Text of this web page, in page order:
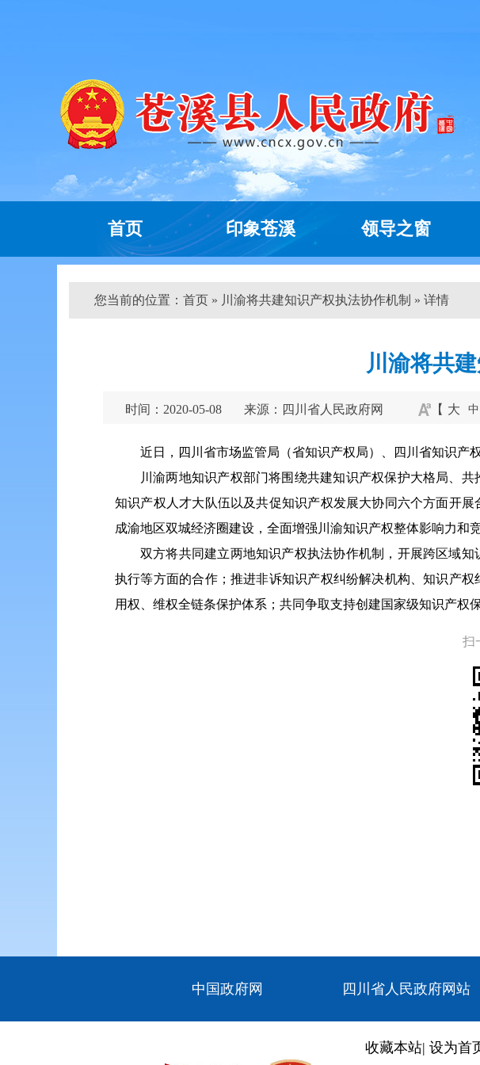
首页 印象苍溪 领导之窗
您当前的位置： 首页 » 川渝将共建知识产权执法协作机制 » 详情
川渝将共
时间：2020-05-08 来源：四川省人民政府网 【 大 中
近日，四川省市场监管局（省知识产权局）、四川省知识产
川渝两地知识产权部门将围绕共建知识产权保护大格局、
知识产权人才大队伍以及共促知识产权发展大协同六个方面开
成渝地区双城经济圈建设，全面增强川渝知识产权整体影响力和竞
双方将共同建立两地知识产权执法协作机制，开展跨区域
执行等方面的合作；推进非诉知识产权纠纷解决机构、知识产
用权、维权全链条保护体系；共同争取支持创建国家级知识产权
扫
中国政府网 四川省人民政府网站
收藏本站| 设为首